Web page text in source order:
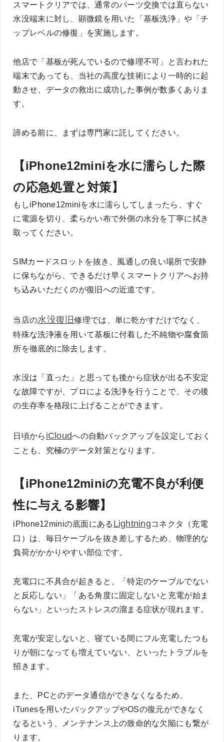
スマートクリアでは、通常のパーツ交換では直らない
水没端末に対し、顕微鏡を用いた「基板洗浄」や「チ
ップレベルの修復」を実施します。
他店で「基板が死んでいるので修理不可」と言われた
端末であっても、当社の高度な技術により一時的に起
動させ、データの救出に成功した事例が数多くありま
す。
諦める前に、まずは専門家に託してください。
【iPhone12miniを水に濡らした際
の応急処置と対策】
もしiPhone12miniを水に濡らしてしまったら、すぐ
に電源を切り、柔らかい布で外側の水分を丁寧に拭き
取ってください。
SIMカードスロットを抜き、風通しの良い場所で安静
に保ちながら、できるだけ早くスマートクリアへお持
ち込みいただくのが復旧への近道です。
当店の水没復旧修理では、単に乾かすだけでなく、
特殊な洗浄液を用いて基板に付着した不純物や腐食箇
所を徹底的に除去します。
水没は「直った」と思っても後から症状が出る不安定
な故障ですが、プロによる洗浄を行うことで、その後
の生存率を格段に上げることができます。
日頃から iCloudへの自動バックアップを設定しておく
ことも、究極のデータ対策となります。
【iPhone12miniの充電不良が利便
性に与える影響】
iPhone12miniの底面にある Lightningコネクタ（充電
口）は、毎日ケーブルを抜き差しするため、物理的な
負荷がかかりやすい部位です。
充電口に不具合が起きると、「特定のケーブルでない
と反応しない」「ある角度に固定しないと充電が始ま
らない」といったストレスの溜まる症状が現れます。
充電が安定しないと、寝ている間にフル充電したつも
りが朝になっても増えていない、といったトラブルを
招きます。
また、PCとのデータ通信ができなくなるため、
iTunesを用いたバックアップやOSの復元ができなく
なるという、メンテナンス上の致命的な欠陥にも繋が
ります。